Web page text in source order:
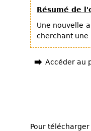
Résumé de
Une nouvelle
cherchant une
Accéder au
Pour